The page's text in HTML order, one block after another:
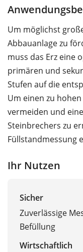
Um möglichst
Abbauanlage zu
muss das Erz eine
primären und
Stufen auf die
Um einen zu
vermeiden und
Steinbrechers zu
Füllstandmessung
Ihr Nutzen
Sicher
Zuverlässige
Befüllung
Wirtschaftlich